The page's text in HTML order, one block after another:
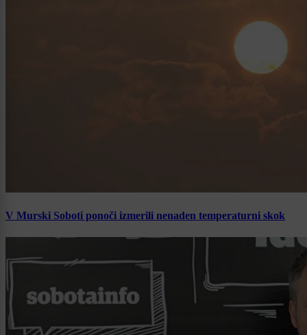
V Murski Soboti ponoči izmerili nenaden temperaturni skok